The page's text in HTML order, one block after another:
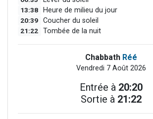
13:38 Heure de milieu du jour
20:39 Coucher du soleil
21:22 Tombée de la nuit
Chabbath Réé
Vendredi 7 Août 2026
Entrée à 20:20
Sortie à 21:22